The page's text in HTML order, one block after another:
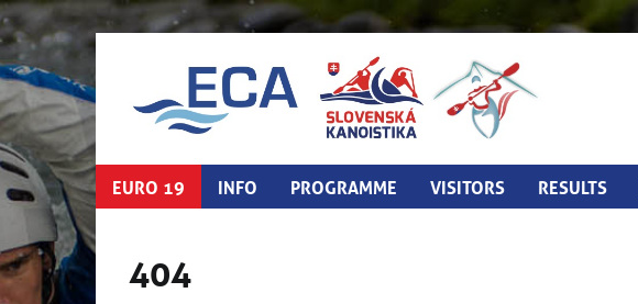
EURO 19 INFO PROGRAMME VISITORS RESULTS
404